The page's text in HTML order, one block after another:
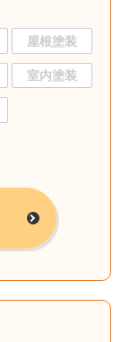
屋根塗装
室内塗装